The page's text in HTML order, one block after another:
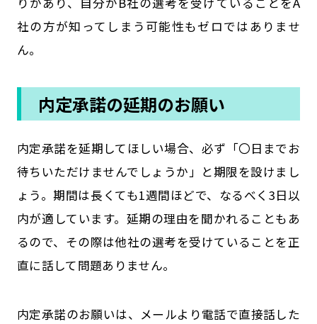
社の方が知ってしまう可能性もゼロではありませ
ん。
内定承諾の延期のお願い
内定承諾を延期してほしい場合、必ず「〇日までお
待ちいただけませんでしょうか」と期限を設けまし
ょう。期間は長くても1週間ほどで、なるべく3日以
内が適しています。延期の理由を聞かれることもあ
るので、その際は他社の選考を受けていることを正
直に話して問題ありません。
内定承諾のお願いは、メールより電話で直接話した